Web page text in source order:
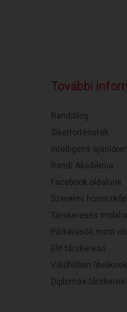
További
Randiblog
Sikertörténetek
Intelligens
Randi Akadémia
Facebook oldalunk
Szerelmi horoszkóp
Társkeresés
Párkeresők most
Elit társkereső
Válófélben lévőknek
Diplomás